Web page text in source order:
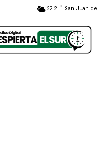
22.2 C San Juan de